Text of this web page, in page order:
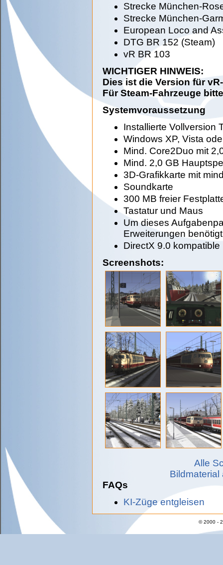
Strecke München-
Strecke München-
European Loco and
DTG BR 152 (Steam)
vR BR 103
WICHTIGER HINWEIS:
Dies ist die Version für
Für Steam-Fahrzeuge
Systemvoraussetzung
Installierte Vollversion
Windows XP, Vista
Mind. Core2Duo mit
Mind. 2,0 GB
3D-Grafikkarte mit
Soundkarte
300 MB freier
Tastatur und Maus
Um dieses
Erweiterungen
DirectX 9.0
Screenshots:
Alle
Bildmaterial
FAQs
KI-Züge entgleisen
© 2000 -